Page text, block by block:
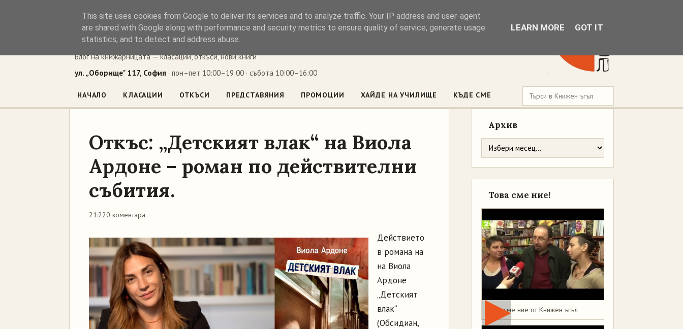
Книжен ъгъл
Блог на книжарницата — класации, откъси, нови книги
ул. „Оборище" 117, София · пон–пет 10:00–19:00 · събота 10:00–16:00
НАЧАЛО КЛАСАЦИИ ОТКЪСИ ПРЕДСТАВЯНИЯ ПРОМОЦИИ ХАЙДЕ НА УЧИЛИЩЕ КЪДЕ СМЕ
Откъс: „Детският влак“ на Виола
Ардоне – роман по действителни
събития.
21:220 коментара
Действието
в романа на
на Виола
Ардоне
„Детският
влак“
(Обсидиан,
Архив
Това сме ние!
Това сме ние от Книжен ъгъл
This site uses cookies from Google to deliver its services and to analyze traffic. Your IP address and user-agent
are shared with Google along with performance and security metrics to ensure quality of service, generate usage
statistics, and to detect and address abuse.
LEARN MORE GOT IT